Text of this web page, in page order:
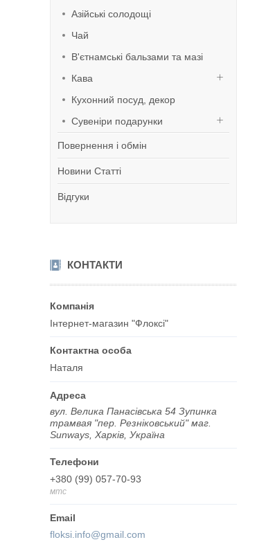
Азійські солодощі
Чай
В'єтнамські бальзами та мазі
Кава
Кухонний посуд, декор
Сувеніри подарунки
Повернення і обмін
Новини Статті
Відгуки
КОНТАКТИ
Інтернет-магазин "Флоксі"
Наталя
вул. Велика Панасівська 54 Зупинка
трамвая "пер. Резніковський" маг.
Sunways, Харків, Україна
+380 (99) 057-70-93
мтс
floksi.info@gmail.com